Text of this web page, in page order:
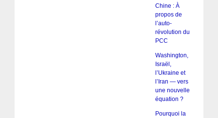
Chine : À
propos de
l’auto-
révolution du
PCC
Washington,
Israël,
l’Ukraine et
l’Iran — vers
une nouvelle
équation ?
Pourquoi la